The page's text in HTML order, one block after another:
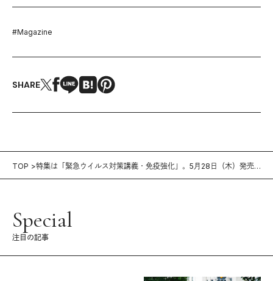
#Magazine
SHARE
TOP
特集は「緊急ウイルス対策講義・免疫強化」。5月28日（木）発売
Special
注目の記事